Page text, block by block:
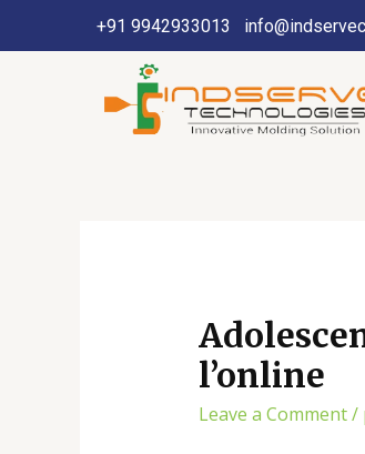
+91 9942933013
l’online
Leave a Comment/